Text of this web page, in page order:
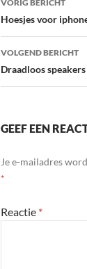
navigatie
VORIG BERICHT
Hoesjes voor
VOLGEND BERICHT
Draadloos speakers
GEEF EEN
Je e-mailadres
*
Reactie *